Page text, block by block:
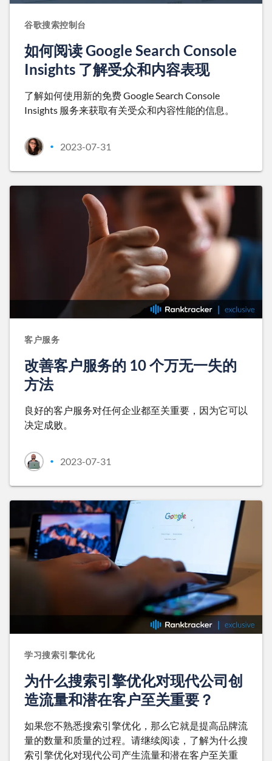
谷歌搜索控制台
如何阅读 Google Search Console
Insights 了解受众和内容表现
了解如何使用新的免费 Google Search Console
Insights 服务来获取有关受众和内容性能的信息。
• 2023-07-31
客户服务
改善客户服务的 10 个万无一失的
方法
良好的客户服务对任何企业都至关重要，因为它可以
决定成败。
• 2023-07-31
学习搜索引擎优化
为什么搜索引擎优化对现代公司创
造流量和潜在客户至关重要？
如果您不熟悉搜索引擎优化，那么它就是提高品牌流
量的数量和质量的过程。请继续阅读，了解为什么搜
索引擎优化对现代公司产生流量和潜在客户至关重